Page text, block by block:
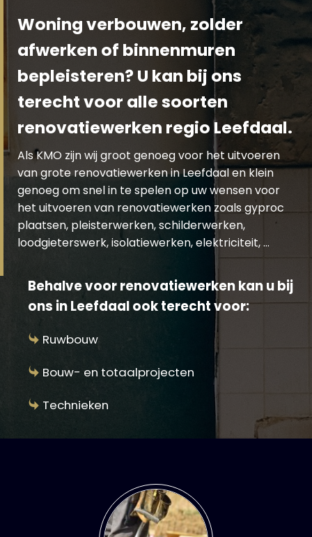
Woning verbouwen, zolder
afwerken of binnenmuren
bepleisteren? U kan bij ons
terecht voor alle soorten
renovatiewerken regio Leefdaal.
Als KMO zijn wij groot genoeg voor het uitvoeren
van grote renovatiewerken in Leefdaal en klein
genoeg om snel in te spelen op uw wensen voor
het uitvoeren van renovatiewerken zoals gyproc
plaatsen, pleisterwerken, schilderwerken,
loodgieterswerk, isolatiewerken, elektriciteit, …
Behalve voor renovatiewerken kan u bij
ons in Leefdaal ook terecht voor:
Ruwbouw
Bouw- en totaalprojecten
Technieken